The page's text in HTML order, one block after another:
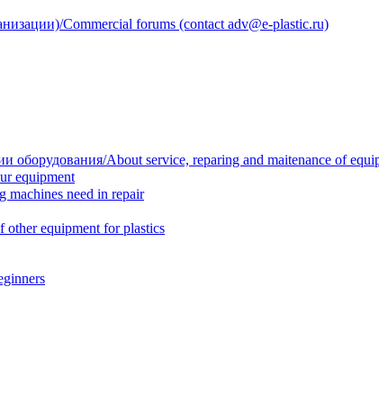
Commercial forums (contact adv@e-plastic.ru)
About service, reparing and maitenance of
equipment
need in repair
equipment for plastics